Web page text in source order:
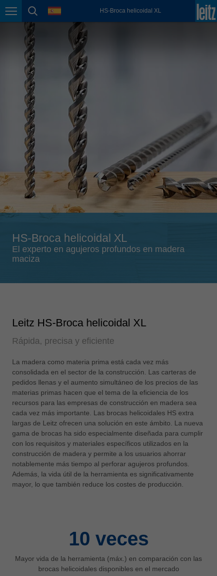
Page navigation
page search
language HS-Broca helicoidal XL
México
español
Nederland
nederlands
Österreich
deutsch
Polska
polski
Portugal
português
România
Română
Schweiz
deutsch français
english
Slovenija
Suomi
english
Türkiye
USA
english
Việt Nam
tiếng việt
中国
ประเทศไทย
ไทย
Україна
HS-Broca helicoidal XL
El experto en agujeros profundos en madera
maciza
Leitz HS-Broca helicoidal XL
Rápida, precisa y eficiente
La madera como materia prima está cada vez más
consolidada en el sector de la construcción. Las carteras de
pedidos llenas y el aumento simultáneo de los precios de las
materias primas hacen que el tema de la eficiencia de los
recursos para las empresas de construcción en madera sea
cada vez más importante. Las brocas helicoidales HS extra
largas de Leitz ofrecen una solución en este ámbito. La nueva
gama de brocas ha sido especialmente diseñada para cumplir
con los requisitos y materiales específicos utilizados en la
construcción de madera y permite a los usuarios ahorrar
notablemente más tiempo al perforar agujeros profundos.
Además, la vida útil de la herramienta es significativamente
mayor, lo que también reduce los costes de producción.
10 veces
Mayor vida de la herramienta (máx.) en comparación con las
brocas helicoidales disponibles en el mercado